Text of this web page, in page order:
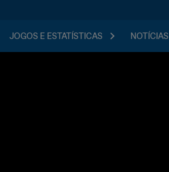
JOGOS E ESTATÍSTICAS NOTÍCIAS